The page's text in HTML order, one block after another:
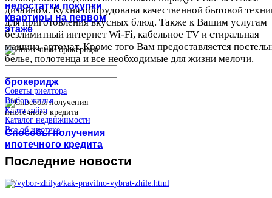
недостатки покупки
квартиры на первом
этаже
брокеридж
Способы получения
ипотечного кредита
дизайном. Кухня оборудована качественной бытовой
для приготовления вкусных блюд. Также к Вашим услугам
безлимитный интернет Wi-Fi, кабельное TV и стиральная
машина-автомат. Кроме того Вам предоставляется
белье, полотенца и все необходимые для жизни мелочи.
Советы риелтора
Выбор жилья
Карта сайта
Каталог недвижимости
Все об ипотеке
Последние новости